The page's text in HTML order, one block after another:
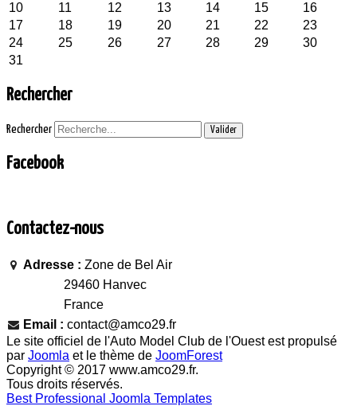
10
11 12 13 14 15
16
17
18 19 20 21 22
23
24
25 26 27 28 29
30
31
Rechercher
Rechercher Valider
Facebook
Contactez-nous
Adresse : Zone de Bel Air
29460 Hanvec
France
Email : contact@amco29.fr
Le site officiel de l'Auto Model Club de l'Ouest est propulsé
par Joomla et le thème de JoomForest
Copyright © 2017 www.amco29.fr.
Tous droits réservés.
Best Professional Joomla Templates